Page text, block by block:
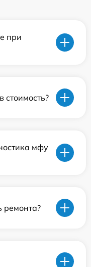
при
стоимость?
мфу
ремонта?